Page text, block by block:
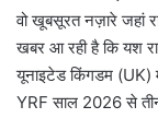
वो खूबसूरत नज़ारे जहां
खबर आ रही है कि यश
यूनाइटेड किंगडम (UK)
YRF साल 2026 से